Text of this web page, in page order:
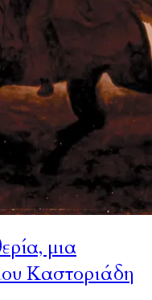
μια
Καστοριάδη